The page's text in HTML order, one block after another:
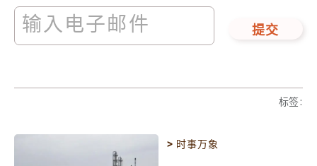
提交
标签:
> 时事万象